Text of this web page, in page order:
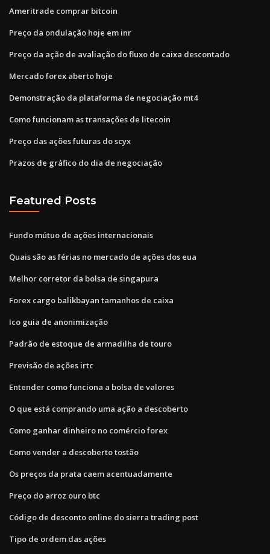
Ameritrade comprar bitcoin
Preço da ondulação hoje em inr
Preço da ação de avaliação do fluxo de caixa descontado
Mercado forex aberto hoje
Demonstração da plataforma de negociação mt4
Como funcionam as transações de litecoin
Preço das ações futuras do scyx
Prazos de gráfico do dia de negociação
Featured Posts
Fundo mútuo de ações internacionais
Quais são as férias no mercado de ações dos eua
Melhor corretor da bolsa de singapura
Forex cargo balikbayan tamanhos de caixa
Ico guia de anonimização
Padrão de estoque de armadilha de touro
Previsão de ações irtc
Entender como funciona a bolsa de valores
O que está comprando uma ação a descoberto
Como ganhar dinheiro no comércio forex
Como vender a descoberto tostão
Os preços da prata caem acentuadamente
Preço do arroz ouro btc
Código de desconto online do sierra trading post
Tipo de ordem das ações